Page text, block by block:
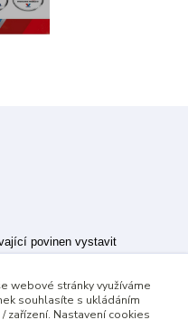
povinen vystavit
u správce daně online; v
do 48 hodin.
webové stránky využíváme
souhlasíte s ukládáním
zařízení. Nastavení cookies